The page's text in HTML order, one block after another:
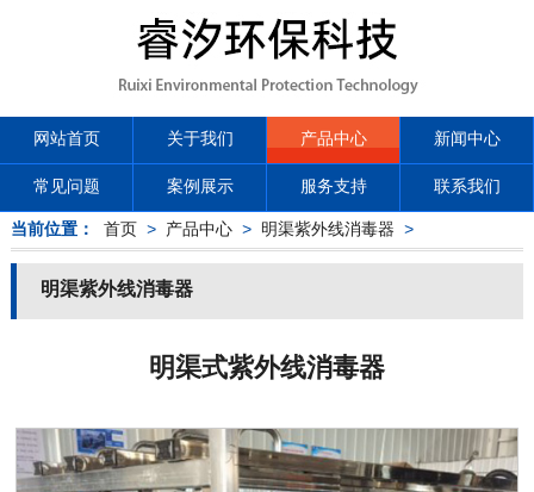
网站首页 关于我们 产品中心 新闻中心
常见问题 案例展示 服务支持 联系我们
当前位置： 首页 > 产品中心> 明渠紫外线消毒器 >
明渠紫外线消毒器
明渠式紫外线消毒器